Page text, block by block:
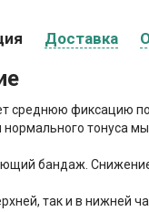
Доставка
среднюю фиксацию
нормального тонуса
бандаж. Снижение
так и в нижней